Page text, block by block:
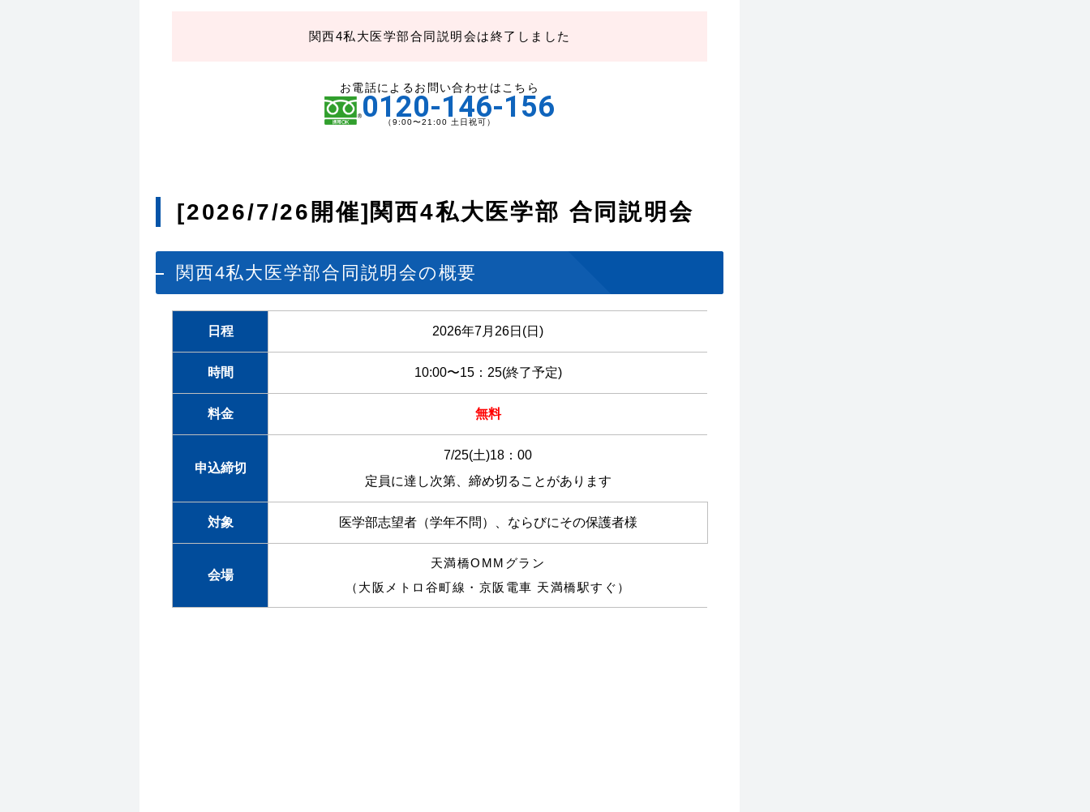
関西4私大医学部合同説明会は終了しました
お電話によるお問い合わせはこちら
0120-146-156
（9:00〜21:00 土日祝可）
[2026/7/26開催]関西4私大医学部 合同説明会
関西4私大医学部合同説明会の概要
日程 2026年7月26日(日)
時間 10:00〜15：25(終了予定)
料金 無料
申込締切
7/25(土)18：00
定員に達し次第、締め切ることがあります
対象 医学部志望者（学年不問）、ならびにその保護者様
会場
天満橋OMMグラン
（大阪メトロ谷町線・京阪電車 天満橋駅すぐ）